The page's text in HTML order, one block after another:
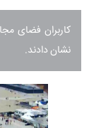
کاربران فضای
نشان دادند.